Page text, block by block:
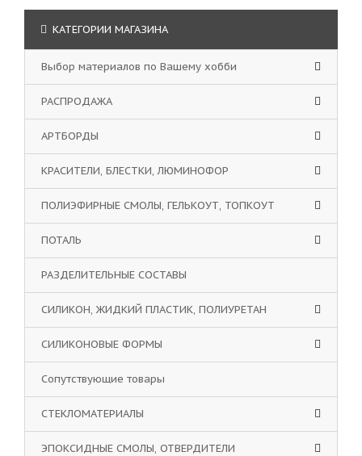
КАТЕГОРИИ МАГАЗИНА
Выбор материалов по Вашему хобби
РАСПРОДАЖА
АРТБОРДЫ
КРАСИТЕЛИ, БЛЕСТКИ, ЛЮМИНОФОР
ПОЛИЭФИРНЫЕ СМОЛЫ, ГЕЛЬКОУТ, ТОПКОУТ
ПОТАЛЬ
РАЗДЕЛИТЕЛЬНЫЕ СОСТАВЫ
СИЛИКОН, ЖИДКИЙ ПЛАСТИК, ПОЛИУРЕТАН
СИЛИКОНОВЫЕ ФОРМЫ
Сопутствующие товары
СТЕКЛОМАТЕРИАЛЫ
ЭПОКСИДНЫЕ СМОЛЫ, ОТВЕРДИТЕЛИ